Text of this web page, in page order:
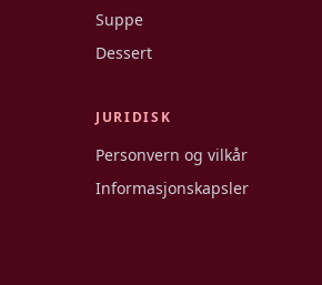
Suppe
Dessert
JURIDISK
Personvern og vilkår
Informasjonskapsler